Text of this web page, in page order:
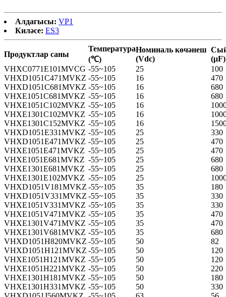
Алдагысы: VP1
Киләсе: ES3
Продуктлар саны
Температура
(℃)
Номиналь көчәнеш
(Vdc)
(μF)
VHXC0771E101MVCG -55~105 25
100
VHXD1051C471MVKZ -55~105 16
470
VHXD1051C681MVKZ -55~105 16
680
VHXE1051C681MVKZ -55~105 16
680
VHXE1051C102MVKZ -55~105 16
VHXE1301C102MVKZ -55~105 16
VHXE1301C152MVKZ -55~105 16
VHXD1051E331MVKZ -55~105 25
330
VHXD1051E471MVKZ -55~105 25
470
VHXE1051E471MVKZ -55~105 25
470
VHXE1051E681MVKZ -55~105 25
680
VHXE1301E681MVKZ -55~105 25
680
VHXE1301E102MVKZ -55~105 25
VHXD1051V181MVKZ -55~105 35
180
VHXD1051V331MVKZ -55~105 35
330
VHXE1051V331MVKZ -55~105 35
330
VHXE1051V471MVKZ -55~105 35
470
VHXE1301V471MVKZ -55~105 35
470
VHXE1301V681MVKZ -55~105 35
680
VHXD1051H820MVKZ -55~105 50
82
VHXD1051H121MVKZ -55~105 50
120
VHXE1051H121MVKZ -55~105 50
120
VHXE1051H221MVKZ -55~105 50
220
VHXE1301H181MVKZ -55~105 50
180
VHXE1301H331MVKZ -55~105 50
330